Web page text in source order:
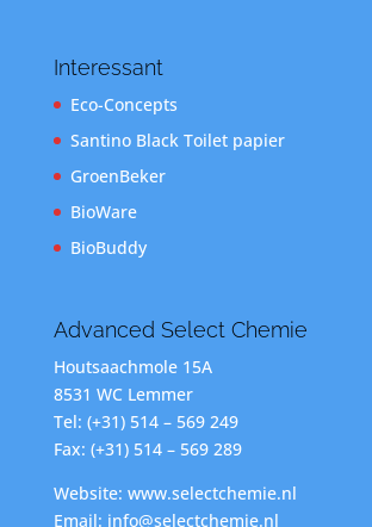
Interessant
Eco-Concepts
Santino Black Toilet papier
GroenBeker
BioWare
BioBuddy
Advanced Select Chemie
Houtsaachmole 15A
8531 WC Lemmer
Tel: (+31) 514 – 569 249
Fax: (+31) 514 – 569 289
Website: www.selectchemie.nl
Email: info@selectchemie.nl